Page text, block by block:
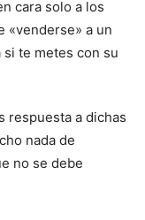
cara solo a los
«venderse» a un
te metes con su
respuesta a dichas
nada de
no se debe